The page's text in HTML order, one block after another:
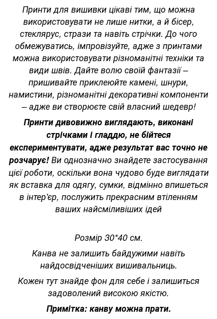
Принти для вишивки цікаві тим, що можна
використовувати не лише нитки, а й бісер,
стеклярус, стрази та навіть стрічки. До чого
обмежуватись, імпровізуйте, адже з принтами
можна використовувати різноманітні техніки та
види швів. Дайте волю своїй фантазії –
пришивайте приклеюйте камені, шнури,
намистини, різноманітні декоративні компоненти
– адже ви створюєте свій власний шедевр!
Принти дивовижно виглядають, виконані
стрічками і гладдю, не бійтеся
експериментувати, адже результат вас точно не
розчарує! Ви однозначно знайдете застосування
цієї роботи, оскільки вона чудово буде виглядати
як вставка для одягу, сумки, відмінно впишеться
в інтер'єр, послужить прекрасним втіленням
ваших найсміливіших ідей
Розмір 30*40 см.
Канва не залишить байдужими навіть
найдосвідченіших вишивальниць.
Кожен тут знайде фон для себе і залишиться
задоволений високою якістю.
Примітка: канву можна прати.